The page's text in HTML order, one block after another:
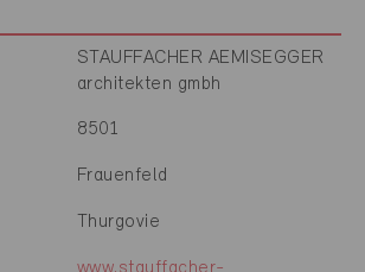
STAUFFACHER AEMISEGGER
architekten gmbh
8501
Frauenfeld
Thurgovie